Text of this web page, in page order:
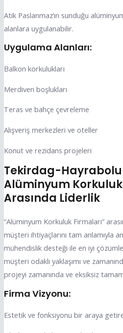
Atik Paslanmaz’ın sunduğu
alanlara uygulanabilir.
Uygulama Alanları:
Balkon korkulukları
Merdiven boşlukları
Teras ve bahçe çevreleme
Alışveriş merkezleri ve oteller
Konut ve rezidans projeleri
Tekirdag-
Alüminyum
Arasında Liderlik
“Alüminyum Korkuluk Firmaları”
müşteri ihtiyaçlarını tam anlamıyla
mühendislik desteği ile en iyi
müşteri odaklı yaklaşımı ve
projeyi zamanında ve eksiksiz
Firma Vizyonu:
Estetik ve fonksiyonu bir araya